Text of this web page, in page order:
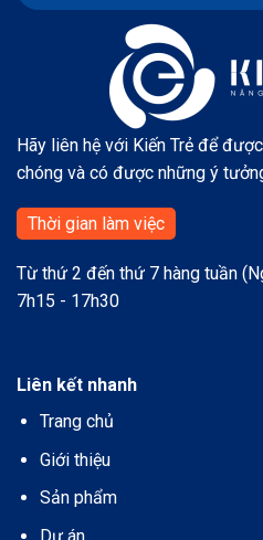
Hãy liên hệ với Kiến Trẻ để
chóng và có được những ý
Thời gian làm việc
Từ thứ 2 đến thứ 7 hàng tuần
7h15 - 17h30
Liên kết nhanh
Trang chủ
Giới thiệu
Sản phẩm